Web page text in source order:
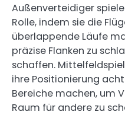
Außenverteidiger
Rolle, indem sie die
überlappende Läufe
präzise Flanken zu
schaffen.
ihre Positionierung
Bereiche machen, um
Raum für andere zu